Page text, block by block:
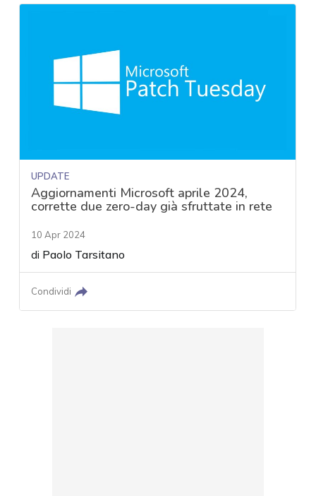
UPDATE
Aggiornamenti Microsoft aprile 2024,
corrette due zero-day già sfruttate in rete
10 Apr 2024
di Paolo Tarsitano
Condividi